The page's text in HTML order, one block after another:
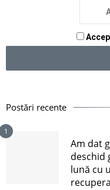
Postări recente
1
Am dat
deschid
lună cu